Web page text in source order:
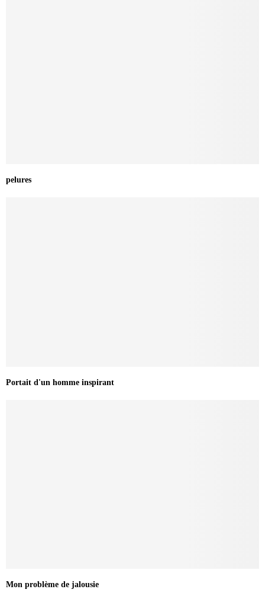
pelures
Portait d'un homme inspirant
Mon problème de jalousie